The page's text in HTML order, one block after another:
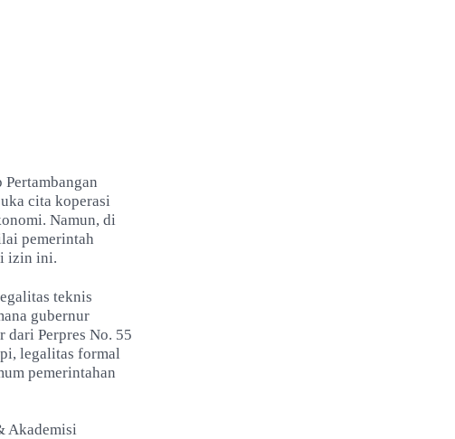
cita koperasi
Namun, di
pemerintah
izin ini.
teknis
gubernur
dari Perpres No. 55
legalitas formal
pemerintahan
Akademisi